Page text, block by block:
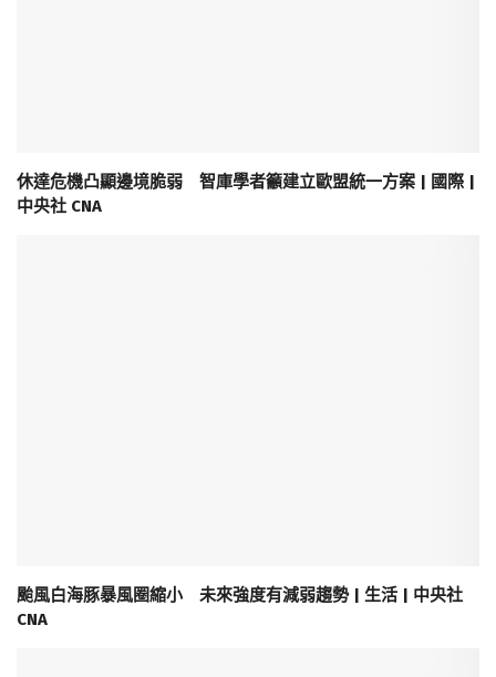
休達危機凸顯邊境脆弱 智庫學者籲建立歐盟統一方案 | 國際 |
中央社 CNA
颱風白海豚暴風圈縮小 未來強度有減弱趨勢 | 生活 | 中央社
CNA